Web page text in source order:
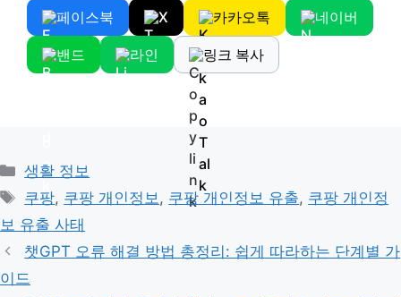
페이스북 X 카카오톡 네이버
밴드 라인 링크 복사
Categories
생활 정보
Tags
쿠팡, 쿠팡 개인정보, 쿠팡 개인정보 유출, 쿠팡 개인정
보 유출 사태
챗GPT 오류 해결 방법 총정리: 쉽게 따라하는 단계별 가
이드